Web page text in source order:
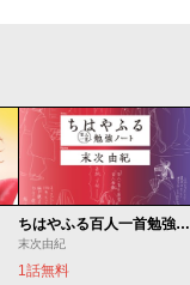
ちはやふる百人一首勉強ノート
末次由紀
1話無料